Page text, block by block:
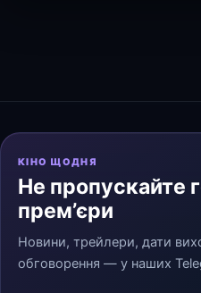
КІНО ЩОДНЯ
Не пропускайте
прем’єри
Новини, трейлери, дати
обговорення — у наших